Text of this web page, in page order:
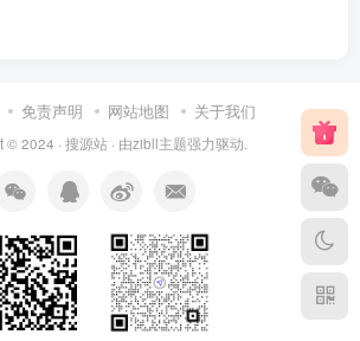
免责声明 网站地图 关于我们
© 2024 · 搜源站 · 由zibll主题强力驱动.